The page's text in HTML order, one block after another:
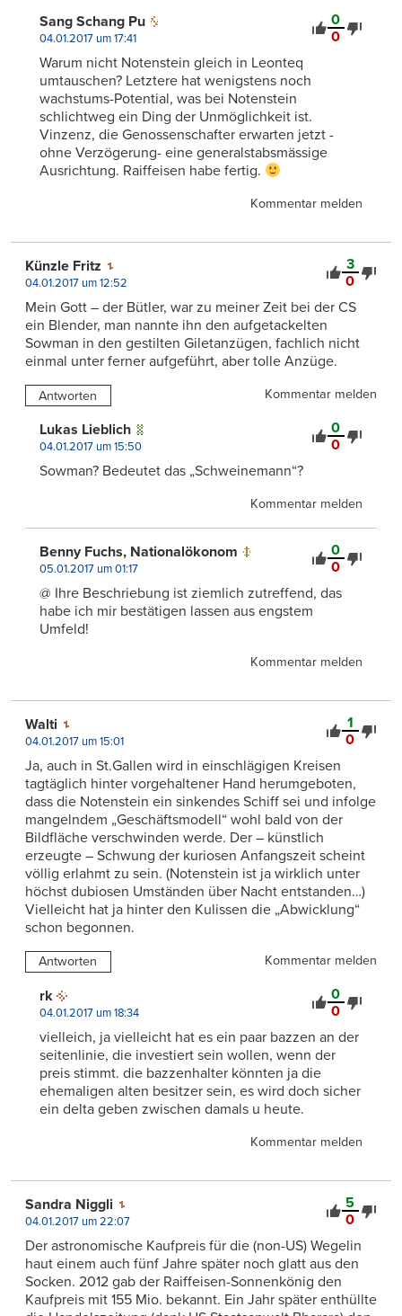
0
0
Sang Schang Pu
04.01.2017 um 17:41
Warum nicht Notenstein gleich in Leonteq
umtauschen? Letztere hat wenigstens noch
wachstums-Potential, was bei Notenstein
schlichtweg ein Ding der Unmöglichkeit ist.
Vinzenz, die Genossenschafter erwarten jetzt -
ohne Verzögerung- eine generalstabsmässige
Ausrichtung. Raiffeisen habe fertig.
Kommentar melden
3
0
Künzle Fritz
04.01.2017 um 12:52
Mein Gott – der Bütler, war zu meiner Zeit bei der CS
ein Blender, man nannte ihn den aufgetackelten
Sowman in den gestilten Giletanzügen, fachlich nicht
einmal unter ferner aufgeführt, aber tolle Anzüge.
Antworten Kommentar melden
0
0
Lukas Lieblich
04.01.2017 um 15:50
Sowman? Bedeutet das „Schweinemann“?
Kommentar melden
0
0
Benny Fuchs, Nationalökonom
05.01.2017 um 01:17
@ Ihre Beschriebung ist ziemlich zutreffend, das
habe ich mir bestätigen lassen aus engstem
Umfeld!
Kommentar melden
1
0
Walti
04.01.2017 um 15:01
Ja, auch in St.Gallen wird in einschlägigen Kreisen
tagtäglich hinter vorgehaltener Hand herumgeboten,
dass die Notenstein ein sinkendes Schiff sei und infolge
mangelndem „Geschäftsmodell“ wohl bald von der
Bildfläche verschwinden werde. Der – künstlich
erzeugte – Schwung der kuriosen Anfangszeit scheint
völlig erlahmt zu sein. (Notenstein ist ja wirklich unter
höchst dubiosen Umständen über Nacht entstanden…)
Vielleicht hat ja hinter den Kulissen die „Abwicklung“
schon begonnen.
Antworten Kommentar melden
0
0
rk
04.01.2017 um 18:34
vielleich, ja vielleicht hat es ein paar bazzen an der
seitenlinie, die investiert sein wollen, wenn der
preis stimmt. die bazzenhalter könnten ja die
ehemaligen alten besitzer sein, es wird doch sicher
ein delta geben zwischen damals u heute.
Kommentar melden
5
0
Sandra Niggli
04.01.2017 um 22:07
Der astronomische Kaufpreis für die (non-US) Wegelin
haut einem auch fünf Jahre später noch glatt aus den
Socken. 2012 gab der Raiffeisen-Sonnenkönig den
Kaufpreis mit 155 Mio. bekannt. Ein Jahr später enthüllte